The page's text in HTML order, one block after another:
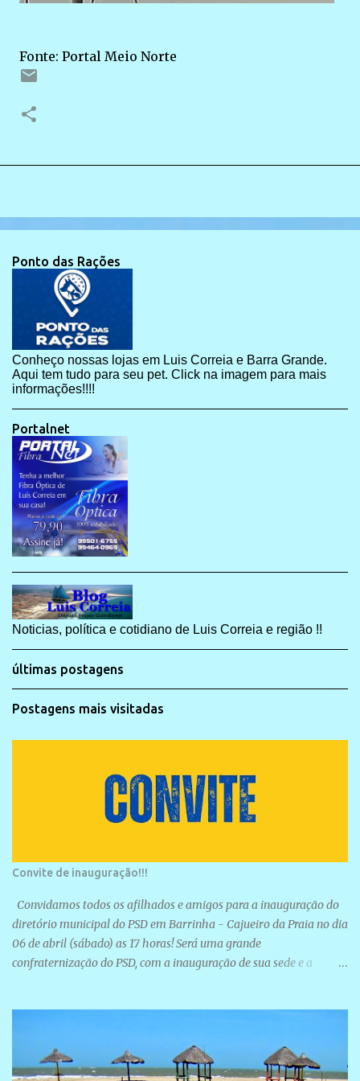
Fonte: Portal Meio Norte
Ponto das Rações
Conheço nossas lojas em Luis Correia e Barra Grande.
Aqui tem tudo para seu pet. Click na imagem para mais
informações!!!!
Portalnet
Noticias, política e cotidiano de Luis Correia e região !!
últimas postagens
Postagens mais visitadas
Convite de inauguração!!!
Convidamos todos os afilhados e amigos para a inauguração do
diretório municipal do PSD em Barrinha - Cajueiro da Praia no dia
06 de abril (sábado) as 17 horas! Será uma grande
confraternização do PSD, com a inauguração de sua sede e a